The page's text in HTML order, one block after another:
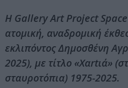
H Gallery Art Project
ατομική, αναδρομική
εκλιπόντος Δημοσθένη
2025), με τίτλο «Xαrtιά»
σταυροτόπια) 1975-2025.